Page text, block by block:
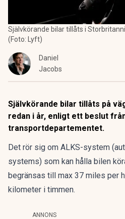
Självkörande bilar tillåts i
(Foto: Lyft)
Daniel
Jacobs
Självkörande bilar tillåts på
redan i år, enligt ett beslut
transportdepartementet.
Det rör sig om ALKS-system
systems) som kan hålla bilen
begränsas till max 37 miles per
kilometer i timmen.
ANNONS